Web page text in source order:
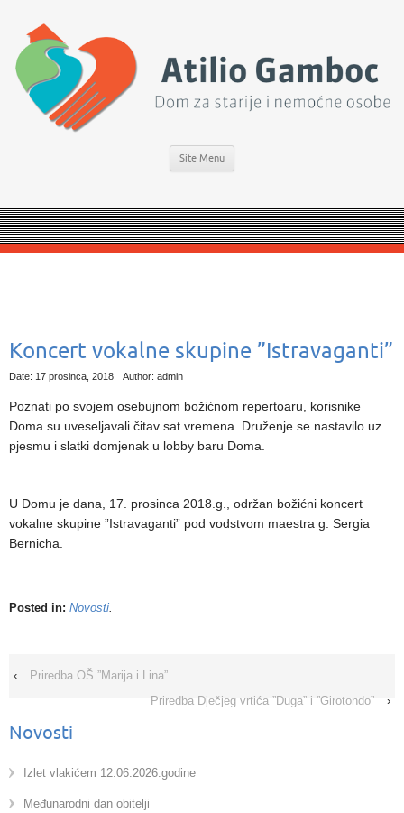
Site Menu
Koncert vokalne skupine ”Istravaganti”
Date: 17 prosinca, 2018 Author: admin
Poznati po svojem osebujnom božićnom repertoaru, korisnike
Doma su uveseljavali čitav sat vremena. Druženje se nastavilo uz
pjesmu i slatki domjenak u lobby baru Doma.
U Domu je dana, 17. prosinca 2018.g., održan božićni koncert
vokalne skupine ”Istravaganti” pod vodstvom maestra g. Sergia
Bernicha.
Posted in: Novosti
‹
Priredba OŠ ”Marija i Lina”
Priredba Dječjeg vrtića ”Duga” i ”Girotondo”
›
Novosti
Izlet vlakićem 12.06.2026.godine
Međunarodni dan obitelji